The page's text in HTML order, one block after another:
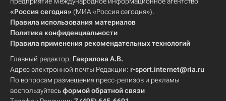
«Россия сегодня» (МИА «Россия сегодня»).
Правила использования материалов
Политика конфиденциальности
Правила применения рекомендательных технологий
Главный редактор: Гаврилова А.В.
Адрес электронной почты Редакции: r-sport.internet@ria.ru
По вопросам размещения пресс-релизов и рекламы
воспользуйтесьформой обратной связи